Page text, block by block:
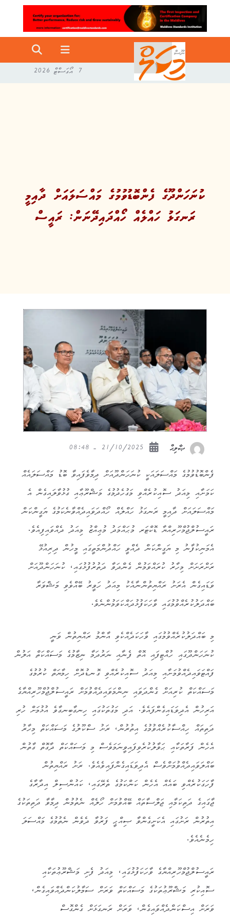
7 އޯގަސްޓް 2026
ކުނަހަންދޫގެ ފެންބޮޑުވުމުގެ މައްސަލައަށް ދާއިމީ
ރަނގަޅު ހައްލެއް ހޯއްދައިދޭނަން: ރައީސް
ޞާލިޙް
ފެންބޮޑުވުމުގެ މައްސަލައަކީ ކުނަހަންދޫއަށް ދިމާވެފައިވާ ބޮޑު މައްސަލައެއް
ކަމަށާއި މިއަދު ސޮއިކުރެއްވި މަގުހެދުމުގެ މަޝްރޫޢާއި ގުޅުވާލައިގެން އެ
މައްސަލައަށް ދާއިމީ ރަނގަޅު ހައްލެއް ހޯއްދަވައިދެއްވާނެކަމުގެ ޔަގީންކަން
ރައީސުލްޖުމްހޫރިއްޔާ ޑޮކްޓަރ މުޙައްމަދު މުޢިއްޒު މިއަދު ދެއްވައިފިއެވެ.
އެމަނިކުފާނު މި ޔަގީންކަން ދެއްވީ ހައްދުންމަތީގައި މީހުން ދިރިއުޅޭ
ރަށްރަށަށް މިހާރު ކުރައްވަމުން ގެންދަވާ ދަތުރުފުޅުގައި، ކުނަހަންދޫއަށް
ވަޑައިގެން އެރަށު ރައްޔިތުންނާއެކު މިއަދު ހަވީރު ބޭއްވެވި މަޝްވަރާ
ބައްދަލުކުރެއްވުމުގައި ވާހަކަފުޅުދައްކަވަމުންނެވެ.
މި ބައްދަލުކުރެއްވުމުގައި ވާހަކަދެއްކެވި އާންމު ރައްޔިތުން ވަނީ
ކުނަހަންދޫގައި ހުއްޓިފައި އޮތް ފެނާއި ނަރުދަމާ ނިޒާމުގެ މަސައްކަތް އަލުން
ފައްޓަވައިދެއްވުމަށާއި މިއަދު ސޮއިކުރެއްވި ގޮނޑުދޮށް ހިމާޔަތް ކުރުމުގެ
މަސައްކަތް ކުރިއަށް ގެންދަވައި ނިންމަވައިދެއްވުމަށް ރައީސުލްޖުމްހޫރިއްޔާގެ
އަރިހުން އެދިވަޑައިގެންފައެވެ. އަދި މަގުތަކުގައި ހިނގާބިނގާވެ އުޅުމަށް ހުރި
ދަތިތައް ހިއްސާކުރެއްވުމުގެ އިތުރުން، ރަށު ސްކޫލުގެ މަސައްކަތް މިހާރު
އެހެން ފަރާތަކާއި ޙަވާލުކުރެވިފައިވީނަމަވެސް މި މަސައްކަތް ދާގޮތް ގާތުން
ބައްލަވައިދެއްވުމަށްވެސް އެދިވަޑައިގެންފައިވެއެވެ. ރަށު ރައްޔިތުން
ފާހަގަކުރެއްވި ބައެއް އެހެން ކަންކަމުގެ ތެރޭގައި، ކައުންސިލް އިދާރާގެ
ޖާގައިގެ ދަތިކަމާއި ޖަލްސާތައް ބޭއްވުމަށް ހޯލެއް ނެތުމުން ދިމާވާ ދަތިތަކުގެ
އިތުރުން ރަށުގައި އެކަށީގެންވާ ޞިއްޙީ ފަރުވާ ދެވެން ނެތުމުގެ މައްސަލަ
ހިމެނެއެވެ.
ރައީސުލްޖުމްހޫރިއްޔާގެ ވާހަކަފުޅުގައި، މިއަދު ފެށި މަޝްރޫޢުތަކާއި
ސޮއިކުރި މަޝްރޫޢުތަކުގެ މަސައްކަތް ވަރަށް ސަމާލުކަންދެއްވައިގެން،
ވަރަށް އިސްކަންދެއްވައިގެން، ވަރަށް ރަނގަޅަށް ގެންގޮސް